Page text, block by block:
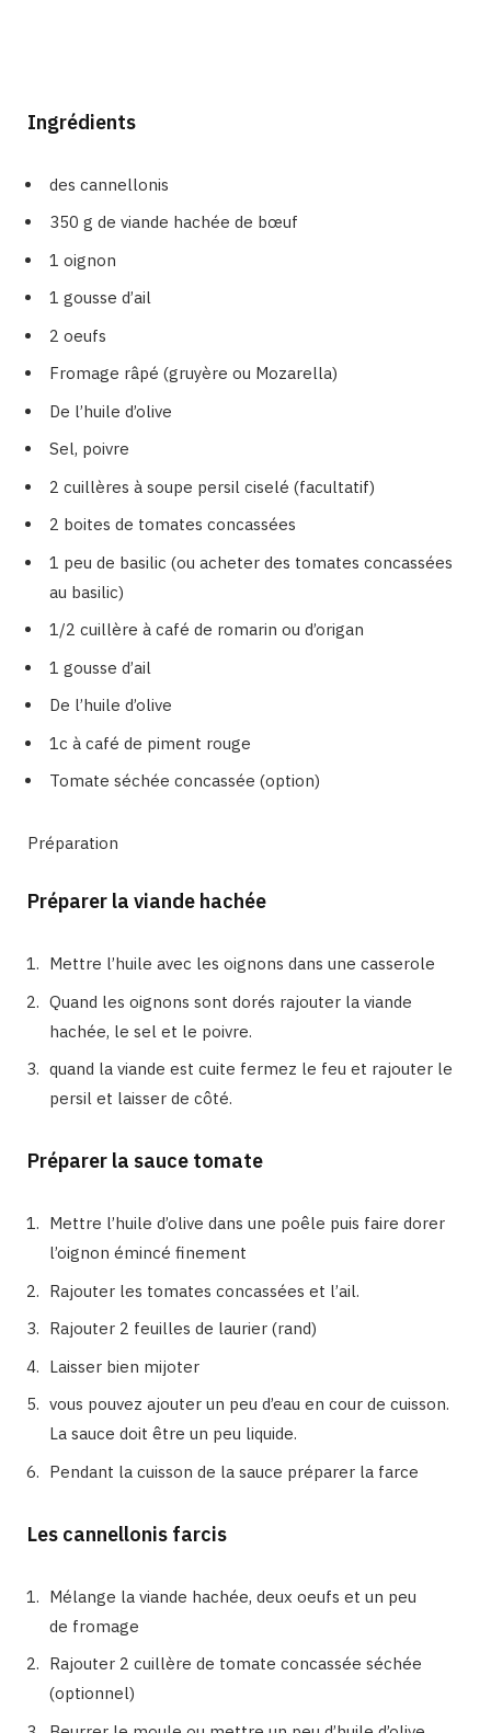
Ingrédients
des cannellonis
350 g de viande hachée de bœuf
1 oignon
1 gousse d’ail
2 oeufs
Fromage râpé (gruyère ou Mozarella)
De l’huile d’olive
Sel, poivre
2 cuillères à soupe persil ciselé (facultatif)
2 boites de tomates concassées
1 peu de basilic (ou acheter des tomates concassées
au basilic)
1/2 cuillère à café de romarin ou d’origan
1 gousse d’ail
De l’huile d’olive
1c à café de piment rouge
Tomate séchée concassée (option)
Préparation
Préparer la viande hachée
Mettre l’huile avec les oignons dans une casserole
Quand les oignons sont dorés rajouter la viande
hachée, le sel et le poivre.
quand la viande est cuite fermez le feu et rajouter le
persil et laisser de côté.
Préparer la sauce tomate
Mettre l’huile d’olive dans une poêle puis faire dorer
l’oignon émincé finement
Rajouter les tomates concassées et l’ail.
Rajouter 2 feuilles de laurier (rand)
Laisser bien mijoter
vous pouvez ajouter un peu d’eau en cour de cuisson.
La sauce doit être un peu liquide.
Pendant la cuisson de la sauce préparer la farce
Les cannellonis farcis
Mélange la viande hachée, deux oeufs et un peu
de fromage
Rajouter 2 cuillère de tomate concassée séchée
(optionnel)